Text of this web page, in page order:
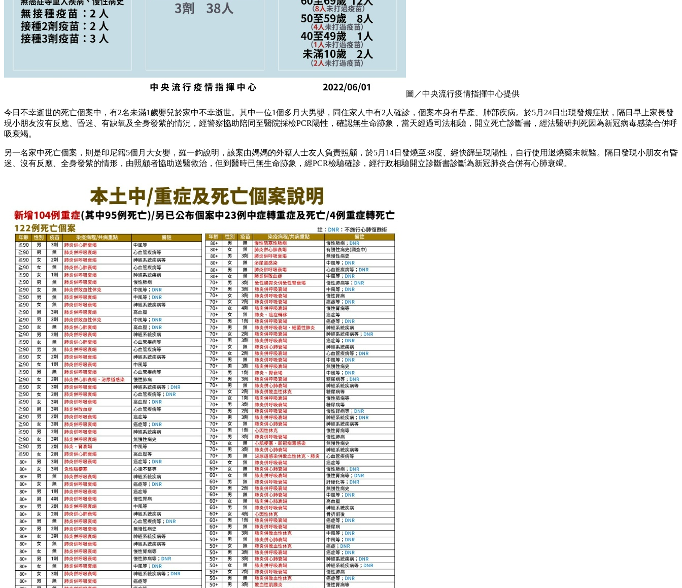
圖／中央流行疫情指揮中心提供
今日不幸逝世的死亡個案中，有2名未滿1歲嬰兒於家中不幸逝世。其中一位1個多月大男嬰，同住家人中有2人確診，個案本身有早產、肺部疾病。於5月24日出現發燒症狀，隔日早上家長發
現小朋友沒有反應、昏迷、有缺氧及全身發紫的情況，經警察協助陪同至醫院採檢PCR陽性，確認無生命跡象，當天經過司法相驗，開立死亡診斷書，經法醫研判死因為新冠病毒感染合併呼
吸衰竭。
另一名家中死亡個案，則是印尼籍5個月大女嬰，羅一鈞說明，該案由媽媽的外籍人士友人負責照顧，於5月14日發燒至38度、經快篩呈現陽性，自行使用退燒藥未就醫。隔日發現小朋友有昏
迷、沒有反應、全身發紫的情形，由照顧者協助送醫救治，但到醫時已無生命跡象，經PCR檢驗確診，經行政相驗開立診斷書診斷為新冠肺炎合併有心肺衰竭。